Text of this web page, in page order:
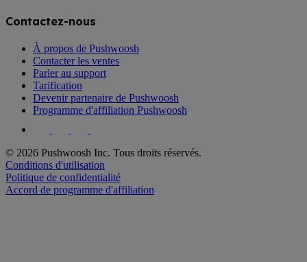
Contactez-nous
À propos de Pushwoosh
Contacter les ventes
Parler au support
Tarification
Devenir partenaire de Pushwoosh
Programme d'affiliation Pushwoosh
© 2026 Pushwoosh Inc. Tous droits réservés.
Conditions d'utilisation
Politique de confidentialité
Accord de programme d'affiliation